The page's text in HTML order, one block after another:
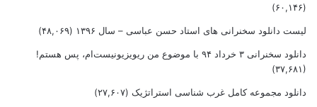
(۶۰,۱۴۶)
لیست دانلود سخنرانی های استاد حسن عباسی – سال ۱۳۹۶ (۴۸,۰۶۹)
دانلود سخنرانی ۳ خرداد ۹۴ با موضوع من ریویزیونیست‌ام، پس هستم!
(۳۷,۶۸۱)
دانلود مجموعه کامل غرب شناسی استراتژیک (۲۷,۶۰۷)